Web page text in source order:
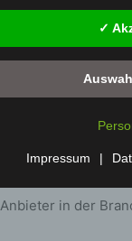
Niederlanden
Sortiment von
Fokus auf
Euro erzielt,
plant bis 2029
Damit schafft
in der
Form der
das Löschen
der
der Verarbeitung ist
Art der
besteht, dass
✓
Impressum |